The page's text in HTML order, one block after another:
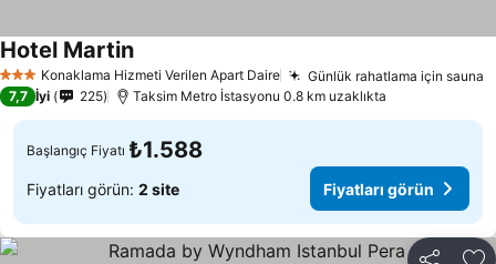
3 YıldızKonaklama Hizmeti Verilen Apart Daire Günlük rahatlama için sauna
Hotel Martin
7,7 İyi 225 Taksim Metro İstasyonu 0.8 km uzaklıkta
Başlangıç Fiyatı ₺1.588
Fiyatları görün: 2 site Fiyatları görün